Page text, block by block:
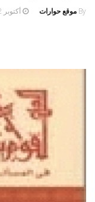
By موقع حوارات أكتوبر 12, 2023